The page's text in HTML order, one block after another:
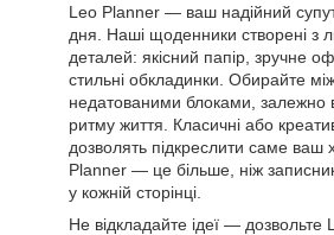
Leo Planner — ваш надійний
дня. Наші щоденники створені з
деталей: якісний папір, зручне
стильні обкладинки. Обирайте
недатованими блоками, залежно
ритму життя. Класичні або
дозволять підкреслити саме ваш
Planner — це більше, ніж
у кожній сторінці.
Не відкладайте ідеї — дозвольте